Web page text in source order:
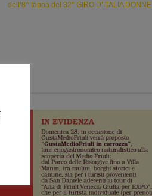
dell’8^ tappa del 32° GIRO D’ITALIA DONNE